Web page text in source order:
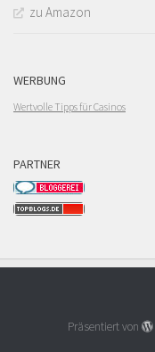
zu Amazon
WERBUNG
Wertvolle Tipps für Casinos
PARTNER
Präsentiert von